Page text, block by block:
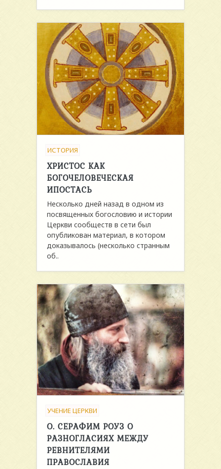
ИСТОРИЯ
ХРИСТОС КАК
БОГОЧЕЛОВЕЧЕСКАЯ
ИПОСТАСЬ
Несколько дней назад в одном из
посвященных богословию и истории
Церкви сообществ в сети был
опубликован материал, в котором
доказывалось (несколько странным
об..
УЧЕНИЕ ЦЕРКВИ
О. СЕРАФИМ РОУЗ О
РАЗНОГЛАСИЯХ МЕЖДУ
РЕВНИТЕЛЯМИ
ПРАВОСЛАВИЯ